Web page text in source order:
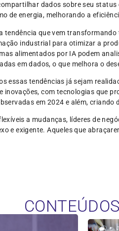
dados sobre seu
de energia, melhorando a
tendência que vem
industrial para otimizar a
alimentados por IA podem
em dados, o que melhora o
essas tendências já sejam
com tecnologias que
em 2024 e além, criando
a mudanças, líderes de
e exigente. Aqueles que